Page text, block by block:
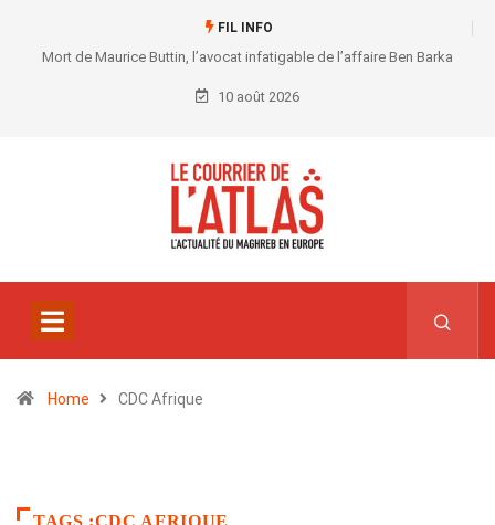
FIL INFO
Mort de Maurice Buttin, l’avocat infatigable de l’affaire Ben Barka
10 août 2026
Home CDC Afrique